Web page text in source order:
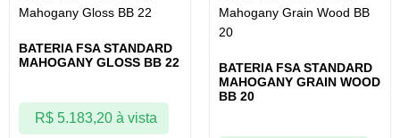
BATERIA FSA STANDARD
MAHOGANY GLOSS BB 22
R$5.183,20 à vista
BATERIA FSA STANDARD
MAHOGANY GRAIN WOOD
BB 20